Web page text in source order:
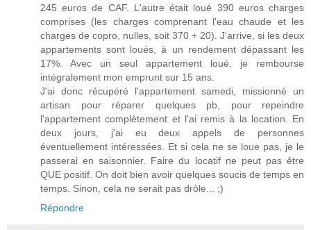
245 euros de CAF. L'autre était loué 390 euros charges
comprises (les charges comprenant l'eau chaude et les
charges de copro, nulles, soit 370 + 20). J'arrive, si les deux
appartements sont loués, à un rendement dépassant les
17%. Avec un seul appartement loué, je rembourse
intégralement mon emprunt sur 15 ans.
J'ai donc récupéré l'appartement samedi, missionné un
artisan pour réparer quelques pb, pour repeindre
l'appartement complètement et l'ai remis à la location. En
deux jours, j'ai eu deux appels de personnes
éventuellement intéressées. Et si cela ne se loue pas, je le
passerai en saisonnier. Faire du locatif ne peut pas être
QUE positif. On doit bien avoir quelques soucis de temps en
temps. Sinon, cela ne serait pas drôle... ;)
Répondre